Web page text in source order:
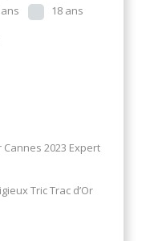
ans 18 ans
2023 Expert
Tric Trac d’Or